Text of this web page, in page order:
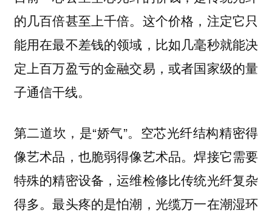
的几百倍甚至上千倍。这个价格，注定它只
能用在最不差钱的领域，比如几毫秒就能决
定上百万盈亏的金融交易，或者国家级的量
子通信干线。
第二道坎，是“娇气”。空芯光纤结构精密得
像艺术品，也脆弱得像艺术品。焊接它需要
特殊的精密设备，运维检修比传统光纤复杂
得多。最头疼的是怕潮，光缆万一在潮湿环